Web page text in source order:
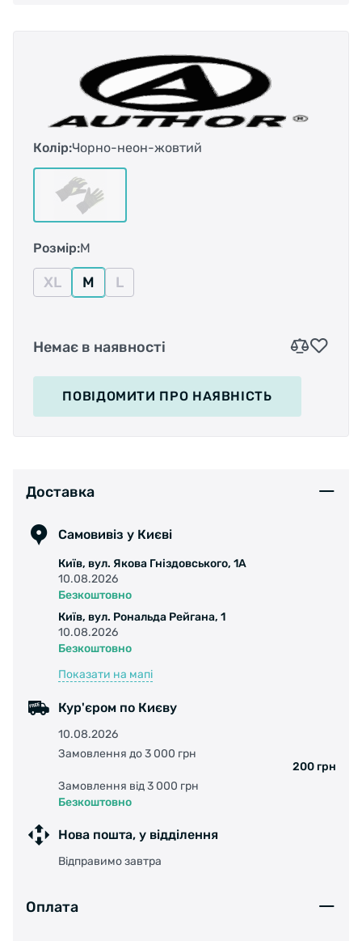
Колір:Чорно-неон-жовтий
Розмір:M
XL M L
Немає в наявності
ПОВІДОМИТИ ПРО НАЯВНІСТЬ
Доставка
Самовивіз у Києві
Київ, вул. Якова Гніздовського, 1А
10.08.2026
Безкоштовно
Київ, вул. Рональда Рейгана, 1
10.08.2026
Безкоштовно
Показати на мапі
Кур'єром по Києву
10.08.2026
Замовлення до 3 000 грн
200 грн
Замовлення від 3 000 грн
Безкоштовно
Нова пошта, у відділення
Відправимо завтра
Оплата